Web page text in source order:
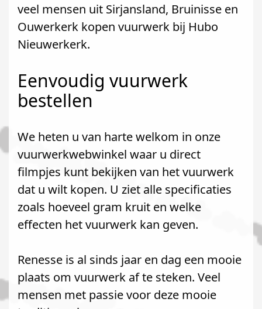
veel mensen uit Sirjansland, Bruinisse en
Ouwerkerk kopen vuurwerk bij Hubo
Nieuwerkerk.
Eenvoudig vuurwerk
bestellen
We heten u van harte welkom in onze
vuurwerkwebwinkel waar u direct
filmpjes kunt bekijken van het vuurwerk
dat u wilt kopen. U ziet alle specificaties
zoals hoeveel gram kruit en welke
effecten het vuurwerk kan geven.
Renesse is al sinds jaar en dag een mooie
plaats om vuurwerk af te steken. Veel
mensen met passie voor deze mooie